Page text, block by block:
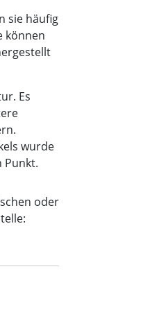
sie häufig
können
Es
wurde
Punkt.
oder